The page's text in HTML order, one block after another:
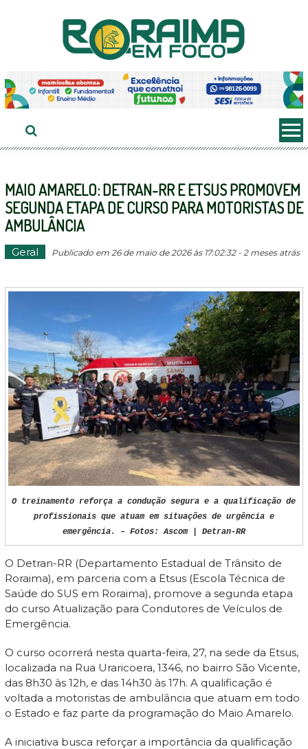
MAIO AMARELO: DETRAN-RR E ETSUS PROMOVEM
SEGUNDA ETAPA DE CURSO PARA MOTORISTAS DE
AMBULÂNCIA
Geral Publicado em 26 de maio de 2026 às 17:02:32 - 2 meses atrás
O treinamento reforça a condução segura e a qualificação de
profissionais que atuam em situações de urgência e
emergência. – Fotos: Ascom | Detran-RR
O Detran-RR (Departamento Estadual de Trânsito de
Roraima), em parceria com a Etsus (Escola Técnica de
Saúde do SUS em Roraima), promove a segunda etapa
do curso Atualização para Condutores de Veículos de
Emergência.
O curso ocorrerá nesta quarta-feira, 27, na sede da Etsus,
localizada na Rua Uraricoera, 1346, no bairro São Vicente,
das 8h30 às 12h, e das 14h30 às 17h. A qualificação é
voltada a motoristas de ambulância que atuam em todo
o Estado e faz parte da programação do Maio Amarelo.
A iniciativa busca reforçar a importância da qualificação